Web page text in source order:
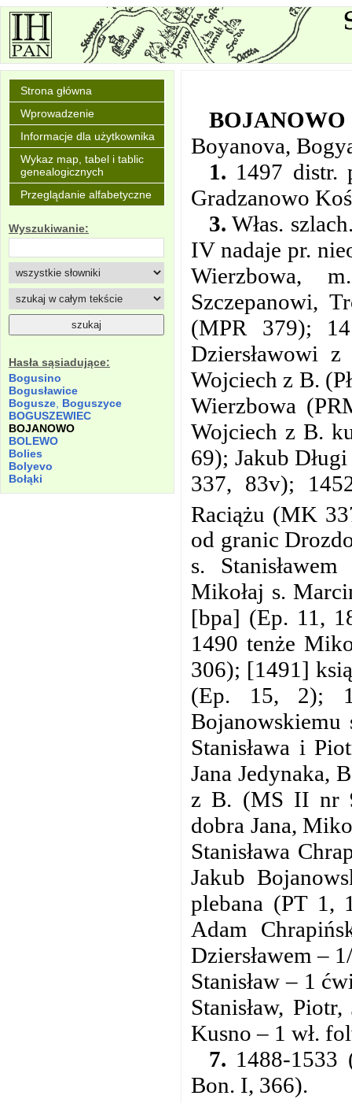
Strona główna
Wprowadzenie
Informacje dla użytkownika
Wykaz map, tabel i tablic
genealogicznych
Przeglądanie alfabetyczne
Wyszukiwanie:
Hasła sąsiadujące:
Bogusino
Bogusławice
Bogusze Boguszyce
BOGUSZEWIEC
BOJANOWO
BOLEWO
Bolies
Bolyevo
Bołąki
BOJANOWO
Boyanova,
1. 1497 distr.
Gradzanowo
3. Włas.
IV nadaje pr.
Wierzbowa,
Szczepanowi,
(MPR 379);
Dziersławowi
Wojciech z B.
Wierzbowa
Wojciech z B.
69); Jakub
337, 83v);
Raciążu (MK
od granic
s.
Mikołaj s.
[bpa] (Ep. 11,
1490 tenże
306); [1491]
(Ep. 15, 2);
Bojanowskiemu
Stanisława i
Jana Jedynaka,
z B. (MS II nr
dobra Jana,
Stanisława
Jakub
plebana (PT 1,
Adam
Dziersławem –
Stanisław – 1
Stanisław,
Kusno – 1 wł.
7. 1488-
Bon. I, 366).